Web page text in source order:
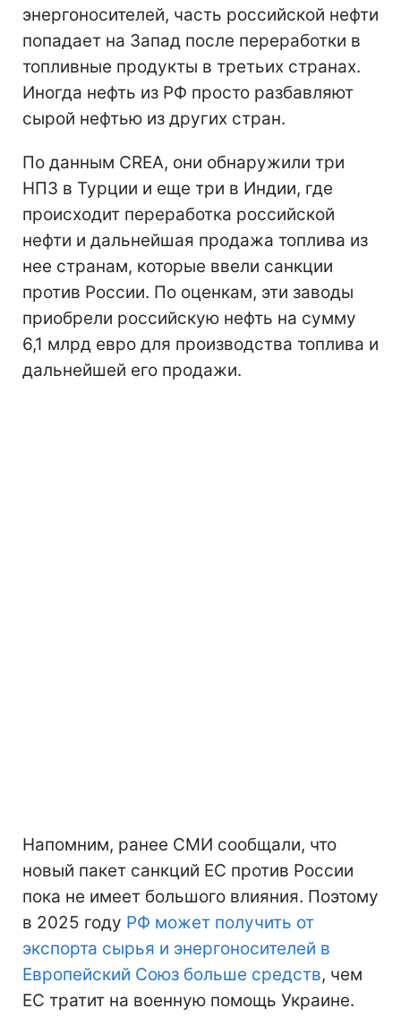
энергоносителей, часть российской нефти
попадает на Запад после переработки в
топливные продукты в третьих странах.
Иногда нефть из РФ просто разбавляют
сырой нефтью из других стран.
По данным CREA, они обнаружили три
НПЗ в Турции и еще три в Индии, где
происходит переработка российской
нефти и дальнейшая продажа топлива из
нее странам, которые ввели санкции
против России. По оценкам, эти заводы
приобрели российскую нефть на сумму
6,1 млрд евро для производства топлива и
дальнейшей его продажи.
Напомним, ранее СМИ сообщали, что
новый пакет санкций ЕС против России
пока не имеет большого влияния. Поэтому
в 2025 году РФ может получить от
экспорта сырья и энергоносителей в
Европейский Союз больше средств, чем
ЕС тратит на военную помощь Украине.